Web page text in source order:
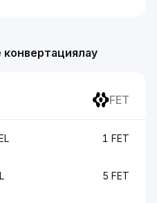
конвертациялау
FET
1 FET
5 FET